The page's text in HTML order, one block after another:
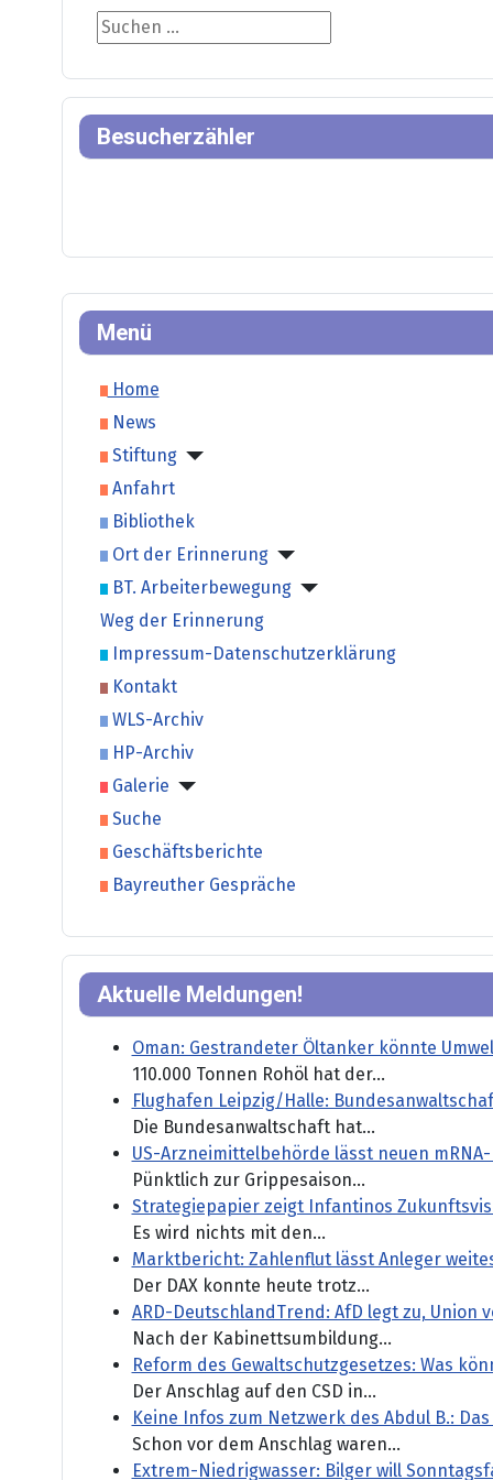
Menü
Home
News
Stiftung
Anfahrt
Bibliothek
Ort der Erinnerung
BT. Arbeiterbewegung
Weg der Erinnerung
Impressum-Datenschutzerklärung
Kontakt
WLS-Archiv
HP-Archiv
Galerie
Suche
Geschäftsberichte
Bayreuther Gespräche
Aktuelle Meldungen!
Oman: Gestrandeter Öltanker könnte
110.000 Tonnen Rohöl hat der...
Flughafen Leipzig/Halle:
Die Bundesanwaltschaft hat...
US-Arzneimittelbehörde lässt neuen
Pünktlich zur Grippesaison...
Strategiepapier zeigt Infantinos
Es wird nichts mit den...
Marktbericht: Zahlenflut lässt Anleger
Der DAX konnte heute trotz...
ARD-DeutschlandTrend: AfD legt zu, Union
Nach der Kabinettsumbildung...
Reform des Gewaltschutzgesetzes: Was
Der Anschlag auf den CSD in...
Keine Infos zum Netzwerk des Abdul B.:
Schon vor dem Anschlag waren...
Extrem-Niedrigwasser: Bilger will
Suche
Besucherzähler